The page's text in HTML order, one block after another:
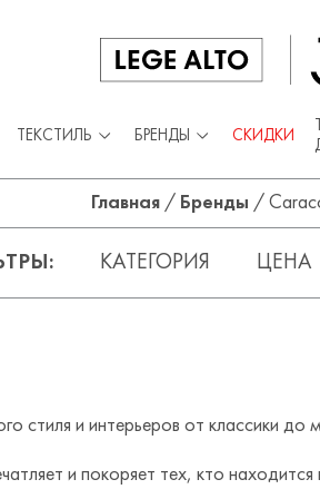
ТЕКСТИЛЬ БРЕНДЫ СКИДКИ
Главная / Бренды /
КАТЕГОРИЯ ЦЕНА
стиля и интерьеров от классики до
и покоряет тех, кто